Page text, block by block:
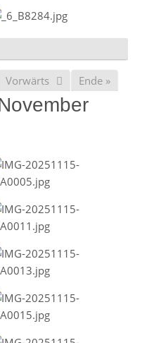
Vorwärts Ende »